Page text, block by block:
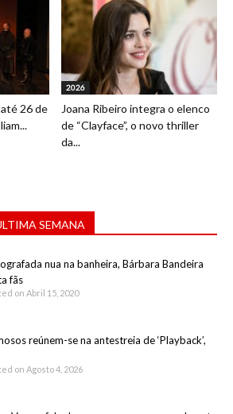
26 de
2026
Joana Ribeiro integra o elenco
de “Clayface”, o novo thriller
da...
SEMANA
nua na banheira, Bárbara Bandeira
fãs
on Abril 15, 2020
reúnem-se na antestreia de ‘Playback’,
on Agosto 4, 2026